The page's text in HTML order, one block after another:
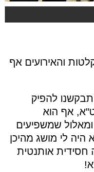
והאירועים אף
להפיק
אף הוא
שמשפיעים
לי מושג מהיכן
חסידית אותנטית